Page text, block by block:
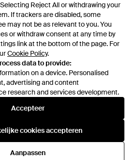
Reject All or withdrawing your
If trackers are disabled, some
may not be as relevant to you. You
or withdraw consent at any time by
link at the bottom of the page. For
Cookie Policy.
data to provide:
on a device. Personalised
advertising and content
research and services development.
Accepteer
cookies accepteren
Aanpassen
Reject All or withdrawing your
If trackers are disabled, some
may not be as relevant to you. You
or withdraw consent at any time by
link at the bottom of the page. For
Cookie Policy.
data to provide:
on a device. Personalised
advertising and content
research and services development.
Accepteer
cookies accepteren
Aanpassen